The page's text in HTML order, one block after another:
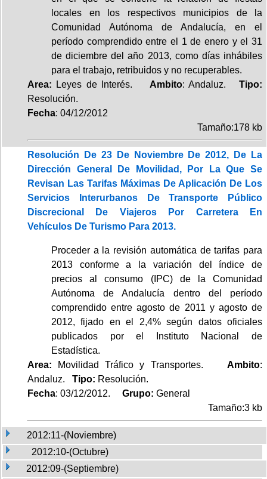
locales en los respectivos municipios de la
Comunidad Autónoma de Andalucía, en el
período comprendido entre el 1 de enero y el 31
de diciembre del año 2013, como días inhábiles
para el trabajo, retribuidos y no recuperables.
Area: Leyes de Interés. Ambito: Andaluz.Tipo:
Resolución.
Fecha: 04/12/2012
Tamaño:178 kb
Resolución De 23 De Noviembre De 2012, De La
Dirección General De Movilidad, Por La Que Se
Revisan Las Tarifas Máximas De Aplicación De Los
Servicios Interurbanos De Transporte Público
Discrecional De Viajeros Por Carretera En
Vehículos De Turismo Para 2013.
Proceder a la revisión automática de tarifas para
2013 conforme a la variación del índice de
precios al consumo (IPC) de la Comunidad
Autónoma de Andalucía dentro del período
comprendido entre agosto de 2011 y agosto de
2012, fijado en el 2,4% según datos oficiales
publicados por el Instituto Nacional de
Estadística.
Area: Movilidad Tráfico y Transportes. Ambito:
Andaluz. Tipo: Resolución.
Fecha: 03/12/2012. Grupo: General
Tamaño:3 kb
2012:11-(Noviembre)
2012:10-(Octubre)
2012:09-(Septiembre)